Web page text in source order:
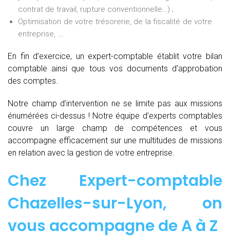
contrat de travail, rupture conventionnelle…) ;
Optimisation de votre trésorerie, de la fiscalité de votre
entreprise, ….
En fin d’exercice, un expert-comptable établit votre bilan
comptable ainsi que tous vos documents d’approbation
des comptes.
Notre champ d’intervention ne se limite pas aux missions
énumérées ci-dessus ! Notre équipe d’experts comptables
couvre un large champ de compétences et vous
accompagne efficacement sur une multitudes de missions
en relation avec la gestion de votre entreprise.
Chez Expert-comptable
Chazelles-sur-Lyon, on
vous accompagne deA à Z